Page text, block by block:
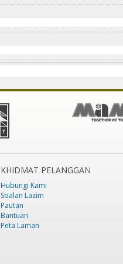
KHIDMAT PELANGGAN
Hubungi Kami
Soalan Lazim
Pautan
Bantuan
Peta Laman